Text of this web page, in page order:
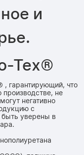
и
Tex®
, гарантирующий, что
не
негативно
с
уверены в